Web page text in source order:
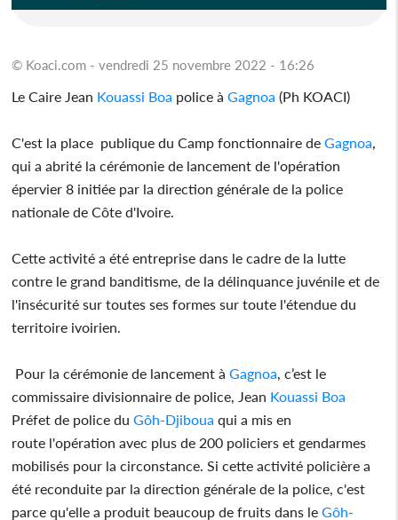
© Koaci.com - vendredi 25 novembre 2022 - 16:26
Le Caire Jean Kouassi Boa police àGagnoa (Ph KOACI)
C'est la place publique du Camp fonctionnaire deGagnoa
qui a abrité la cérémonie de lancement de l'opération
épervier 8 initiée par la direction générale de la police
nationale de Côte d'Ivoire.
Cette activité a été entreprise dans le cadre de la lutte
contre le grand banditisme, de la délinquance juvénile et de
l'insécurité sur toutes ses formes sur toute l'étendue du
territoire ivoirien.
Pour la cérémonie de lancement àGagnoa , c’est le
commissaire divisionnaire de police, Jean Kouassi Boa
Préfet de police duGôh-Djiboua qui a mis en
route l'opération avec plus de 200 policiers et gendarmes
mobilisés pour la circonstance. Si cette activité policière a
été reconduite par la direction générale de la police, c'est
parce qu'elle a produit beaucoup de fruits dans leGôh-